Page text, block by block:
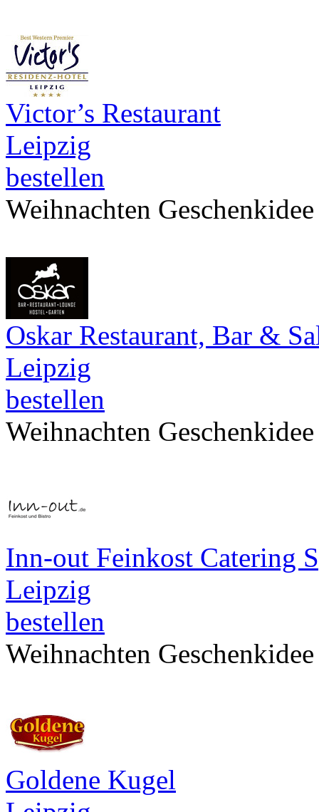
Victor’s Restaurant
Leipzig
bestellen
Weihnachten Geschenkidee
Oskar Restaurant, Bar &
Leipzig
bestellen
Weihnachten Geschenkidee
Inn-out Feinkost Catering
Leipzig
bestellen
Weihnachten Geschenkidee
Goldene Kugel